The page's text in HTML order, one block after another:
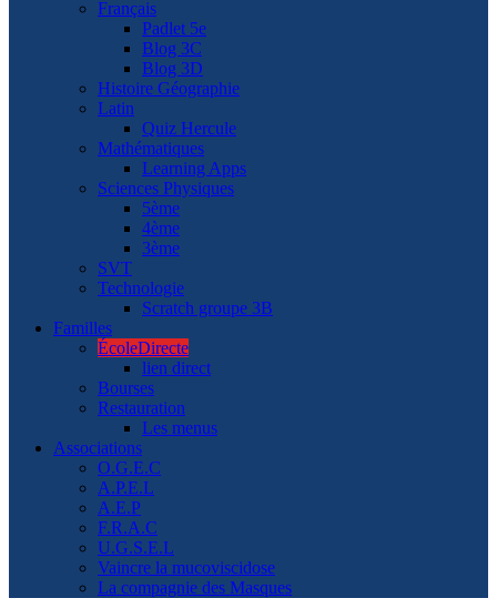
Français
Padlet 5e
Blog 3C
Blog 3D
Histoire Géographie
Latin
Quiz Hercule
Mathématiques
Learning Apps
Sciences Physiques
5ème
4ème
3ème
SVT
Technologie
Scratch groupe 3B
Familles
ÉcoleDirecte
lien direct
Bourses
Restauration
Les menus
Associations
O.G.E.C
A.P.E.L
A.E.P
F.R.A.C
U.G.S.E.L
Vaincre la mucoviscidose
La compagnie des Masques